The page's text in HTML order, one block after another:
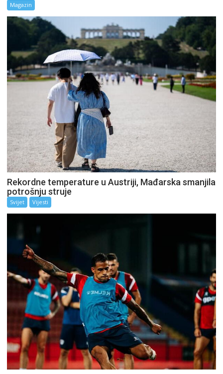
Magazin
Rekordne temperature u Austriji, Mađarska smanjila
potrošnju struje
Svijet Vijesti